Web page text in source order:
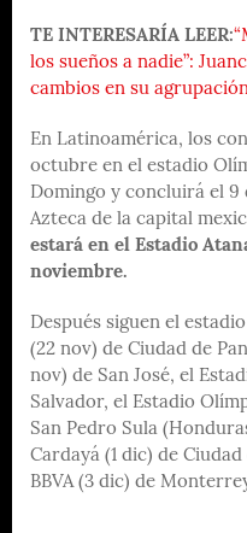
TE INTERESARÍA LEER:
los sueños a nadie”:
cambios en su
En Latinoamérica, los
octubre en el estadio
Domingo y concluirá el 9
Azteca de la capital
estará en el Estadio
noviembre.
Después siguen el
(22 nov) de Ciudad de
nov) de San José, el
Salvador, el Estadio
San Pedro Sula
Cardayá (1 dic) de
BBVA (3 dic) de